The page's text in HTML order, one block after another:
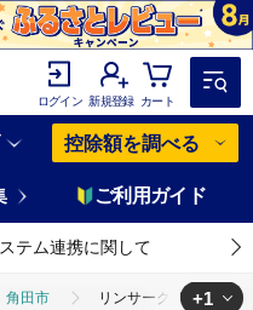
ログイン 新規登録 カート
控除額を調べる
ご利用ガイド
テム連携に関して
角田市 リンサークリーナー
+1